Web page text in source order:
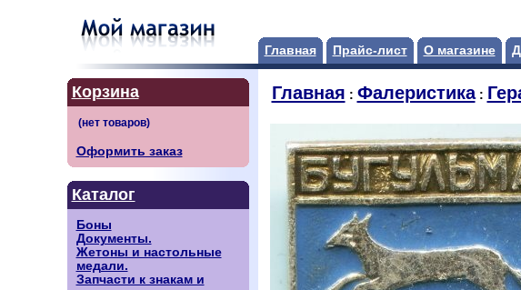
Главная Прайс-лист О магазине
Корзина
Оформить заказ
Каталог
Боны
Документы.
Жетоны и настольные
медали.
Запчасти к знакам и
Главная : Фалеристика: